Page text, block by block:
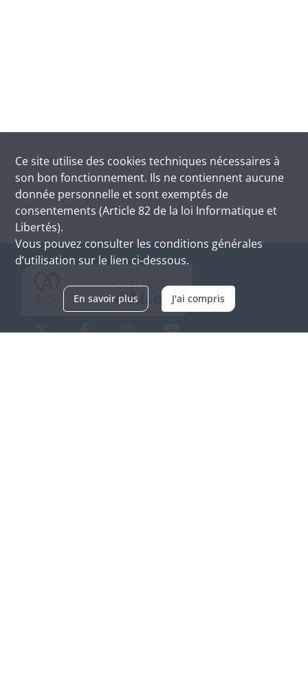
Ce site utilise des cookies techniques nécessaires à
son bon fonctionnement. Ils ne contiennent aucune
donnée personnelle et sont exemptés de
consentements (Article 82 de la loi Informatique et
Libertés).
Vous pouvez consulter les conditions générales
d’utilisation sur le lien ci-dessous.
En savoir plus J'ai compris